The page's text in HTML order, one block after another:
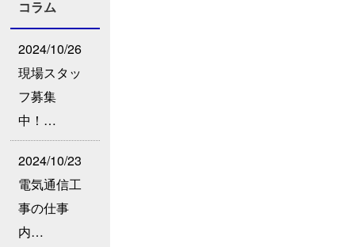
コラム
2024/10/26
現場スタッ
フ募集
中！…
2024/10/23
電気通信工
事の仕事
内…